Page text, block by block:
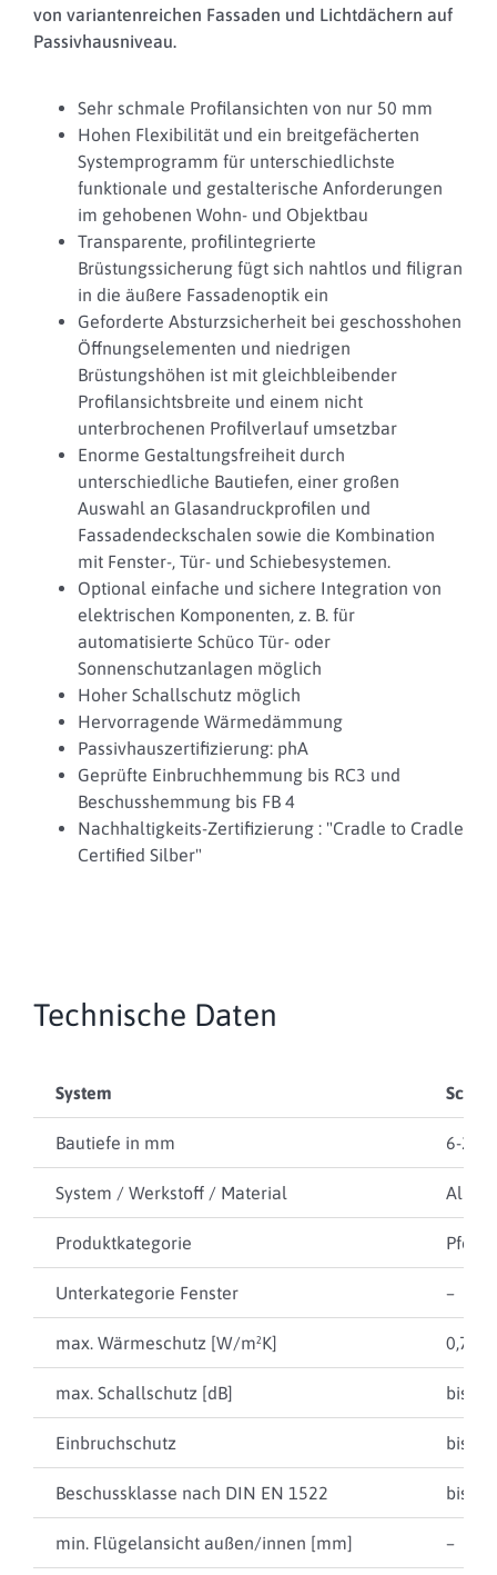
von variantenreichen Fassaden und Lichtdächern auf
Passivhausniveau.
Sehr schmale Profilansichten von nur 50 mm
Hohen Flexibilität und ein breitgefächerten
Systemprogramm für unterschiedlichste
funktionale und gestalterische Anforderungen
im gehobenen Wohn- und Objektbau
Transparente, profilintegrierte
Brüstungssicherung fügt sich nahtlos und filigran
in die äußere Fassadenoptik ein
Geforderte Absturzsicherheit bei geschosshohen
Öffnungselementen und niedrigen
Brüstungshöhen ist mit gleichbleibender
Profilansichtsbreite und einem nicht
unterbrochenen Profilverlauf umsetzbar
Enorme Gestaltungsfreiheit durch
unterschiedliche Bautiefen, einer großen
Auswahl an Glasandruckprofilen und
Fassadendeckschalen sowie die Kombination
mit Fenster-, Tür- und Schiebesystemen.
Optional einfache und sichere Integration von
elektrischen Komponenten, z. B. für
automatisierte Schüco Tür- oder
Sonnenschutzanlagen möglich
Hoher Schallschutz möglich
Hervorragende Wärmedämmung
Passivhauszertifizierung: phA
Geprüfte Einbruchhemmung bis RC3 und
Beschusshemmung bis FB 4
Nachhaltigkeits-Zertifizierung : "Cradle to Cradle
Certified Silber"
Technische Daten
System
Bautiefe in mm 6-255
System / Werkstoff / Material
Produktkategorie
Unterkategorie Fenster –
max. Wärmeschutz [W/m²K] 0,70
max. Schallschutz [dB] bis 48
Einbruchschutz bis
Beschussklasse nach DIN EN 1522 bis
min. Flügelansicht außen/innen [mm] –